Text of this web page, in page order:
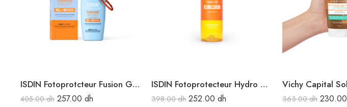
ISDIN Fotoprotcteur Fusion Gel Sport SPF50+ 100 ML
405.00dh 257.00 dh
ISDIN Fotoprotecteur Hydro Oil SPF 30 200ML
398.00dh 252.00 dh 363.00dh 230.00